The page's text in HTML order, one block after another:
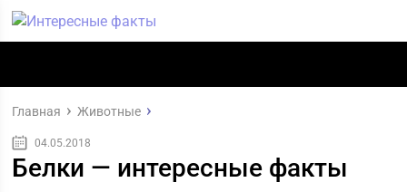
Главная Животные
04.05.2018
Белки — интересные факты